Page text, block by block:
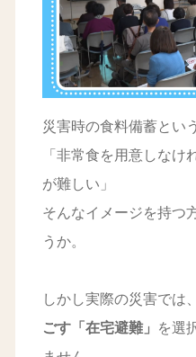
災害時の食料備蓄とい
「非常食を用意しなけ
が難しい」
そんなイメージを持つ
うか。
しかし実際の災害では、
ごす「在宅避難」
を選